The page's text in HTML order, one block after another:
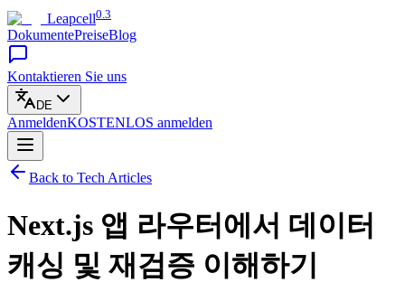
Leapcell0.3
DokumentePreiseBlog
Kontaktieren Sie uns
DE
AnmeldenKOSTENLOS anmelden
Back to Tech Articles
Next.js 앱 라우터에서 데이터
캐싱 및 재검증 이해하기